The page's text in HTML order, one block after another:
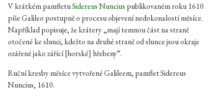
V krátkém pamfletuSidereus Nuncius publikovaném roku 1610
píše Galileo postupně o procesu objevení nedokonalostí měsíce.
Například popisuje, že krátery „mají temnou část na straně
otočené ke slunci, kdežto na druhé straně od slunce jsou okraje
ozářené jako zářící [horské] hřebeny“.
Ruční kresby měsíce vytvořené Galileem, pamflet Sidereus
Nuncius, 1610.